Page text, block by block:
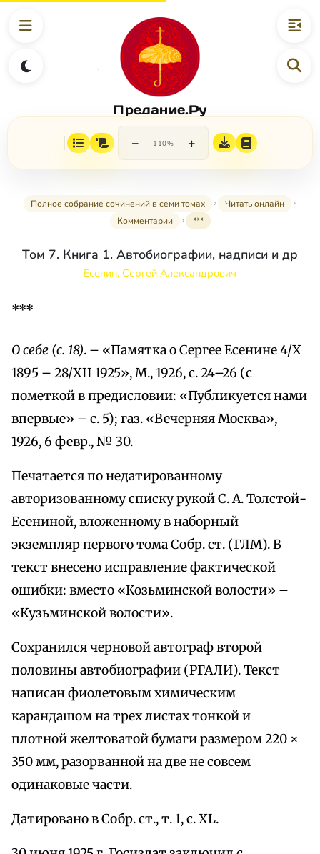
Предание.Ру
− 110% +
Полное собрание сочинений в семи томах
Читать онлайн
Комментарии
***
Том 7. Книга 1. Автобиографии, надписи и др
Есенин, Сергей Александрович
***
О себе (с. 18). – «Памятка о Сергее Есенине 4/X
1895 – 28/XII 1925», М., 1926, с. 24–26 (с
пометкой в предисловии: «Публикуется нами
впервые» – с. 5); газ. «Вечерняя Москва»,
1926, 6 февр., № 30.
Печатается по недатированному
авторизованному списку рукой С. А. Толстой-
Есениной, вложенному в наборный
экземпляр первого тома Собр. ст. (ГЛМ). В
текст внесено исправление фактической
ошибки: вместо «Козьминской волости» –
«Кузьминской волости».
Сохранился черновой автограф второй
половины автобиографии (РГАЛИ). Текст
написан фиолетовым химическим
карандашом на трех листах тонкой и
плотной желтоватой бумаги размером 220 ×
350 мм, разорванной на две не совсем
одинаковые части.
Датировано в Собр. ст., т. 1, с. XL.